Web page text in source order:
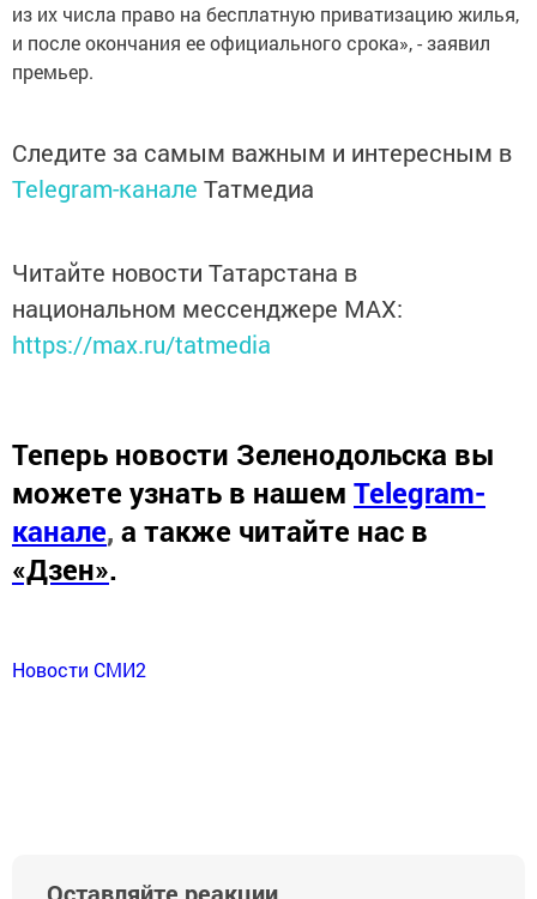
из их числа право на бесплатную приватизацию жилья,
и после окончания ее официального срока», - заявил
премьер.
Следите за самым важным и интересным в
Telegram-канале Татмедиа
Читайте новости Татарстана в
национальном мессенджере MАХ:
https://max.ru/tatmedia
Теперь новости Зеленодольска вы
можете узнать в нашем Telegram-
канале, а также читайте нас в
«Дзен».
Новости СМИ2